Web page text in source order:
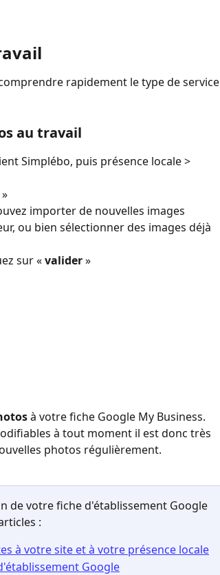
rapidement le type de service
au travail
Simplébo, puis présence locale >
»
importer de nouvelles images
ou bien sélectionner des images déjà
sur « valider »
à votre fiche Google My Business.
à tout moment il est donc très
photos régulièrement.
de votre fiche d'établissement Google
:
à votre site et à votre présence locale
Google